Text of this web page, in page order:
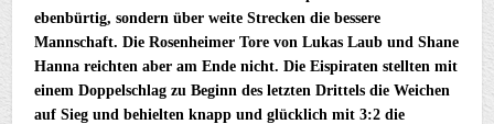
ebenbürtig, sondern über weite Strecken die bessere
Mannschaft. Die Rosenheimer Tore von Lukas Laub und Shane
Hanna reichten aber am Ende nicht. Die Eispiraten stellten mit
einem Doppelschlag zu Beginn des letzten Drittels die Weichen
auf Sieg und behielten knapp und glücklich mit 3:2 die